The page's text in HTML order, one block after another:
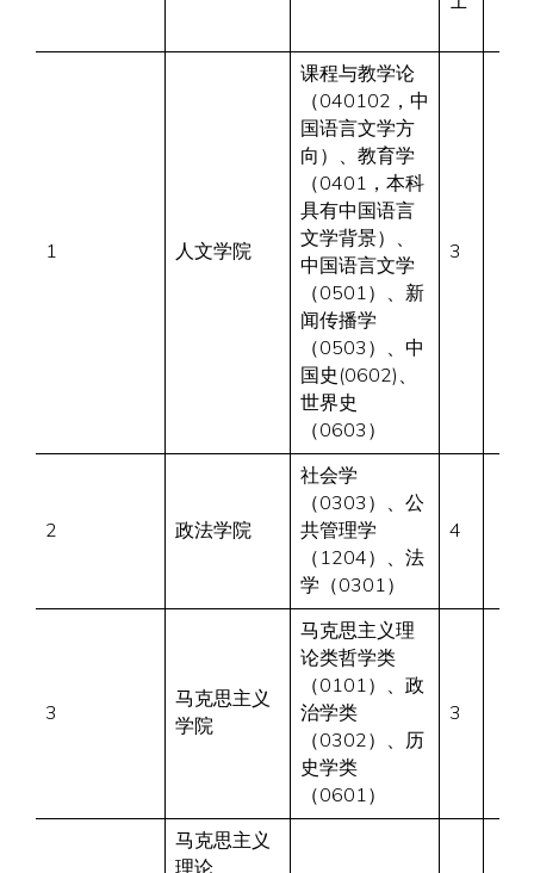
1 人文学院
课程与教学论
（040102，中
国语言文学方
向）、教育学
（0401，本科
具有中国语言
文学背景）、
中国语言文学
（0501）、新
闻传播学
（0503）、中
国史(0602)、
世界史
（0603）
3
2 政法学院
社会学
（0303）、公
共管理学
（1204）、法
学（0301）
4
3
马克思主义
学院
马克思主义理
论类哲学类
（0101）、政
治学类
（0302）、历
史学类
（0601）
3
马克思主义